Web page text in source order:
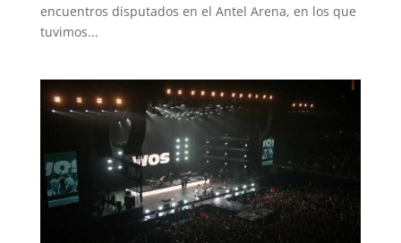
encuentros disputados en el Antel Arena, en los que
tuvimos...